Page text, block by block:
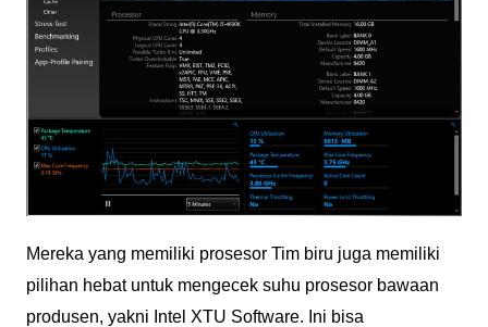
Mereka yang memiliki prosesor Tim biru juga memiliki
pilihan hebat untuk mengecek suhu prosesor bawaan
produsen, yakni Intel XTU Software. Ini bisa